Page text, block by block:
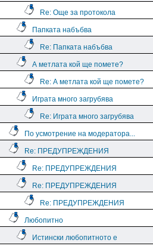
Re: Още за протокола
Папката набъбва
Re: Папката набъбва
А метлата кой ще помете?
Re: А метлата кой ще помете?
Играта много загрубява
Re: Играта много загрубява
По усмотрение на модератора...
Re: ПРЕДУПРЕЖДЕНИЯ
Re: ПРЕДУПРЕЖДЕНИЯ
Re: ПРЕДУПРЕЖДЕНИЯ
Re: ПРЕДУПРЕЖДЕНИЯ
Любопитно
Истински любопитното е